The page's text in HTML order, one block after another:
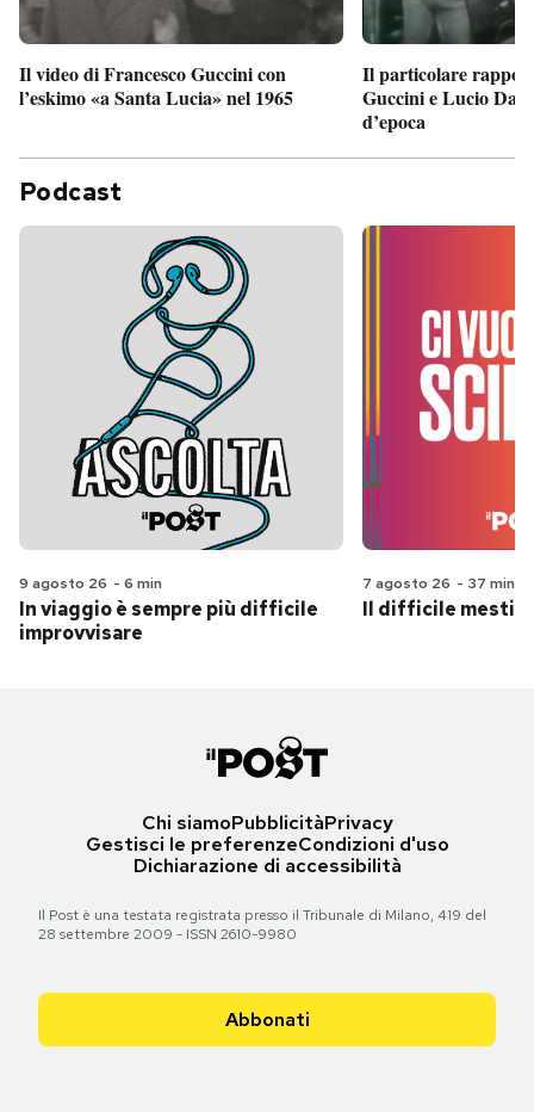
Il video di Francesco Guccini con
l’eskimo «a Santa Lucia» nel 1965
Il particolare
Guccini e Lucio
d’epoca
Podcast
9 agosto 26 - 6 min
In viaggio è sempre più difficile
improvvisare
7 agosto 26 - 37 min
Il difficile
Chi siamoPubblicitàPrivacy
Gestisci le preferenzeCondizioni d'uso
Dichiarazione di accessibilità
Il Post è una testata registrata presso il Tribunale di Milano, 419 del
28 settembre 2009 - ISSN 2610-9980
Abbonati